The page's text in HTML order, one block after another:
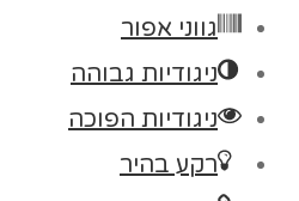
גווני אפור
ניגודיות גבוהה
ניגודיות הפוכה
רקע בהיר